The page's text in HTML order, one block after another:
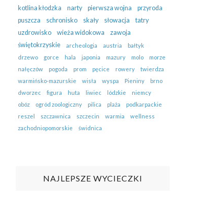
kotlina kłodzka
narty pierwsza wojna
przyroda
puszcza
schronisko skały słowacja
tatry
uzdrowisko
wieża widokowa
zawoja
świętokrzyskie
archeologia austria
bałtyk
drzewo
gorce hala japonia mazury molo
morze
nałęczów
pogoda prom pęcice rowery
twierdza
warmińsko-mazurskie
wisła wyspa Pieniny
brno
dworzec
figura huta liwiec lódzkie
niemcy
obóz
ogród zoologiczny pilica plaża
podkarpackie
reszel
szczawnica szczecin warmia
wellness
zachodniopomorskie
świdnica
NAJLEPSZE WYCIECZKI